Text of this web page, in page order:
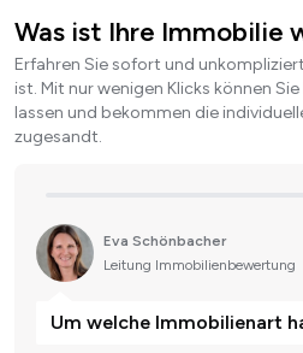
Was ist Ihre Immobilie
Erfahren Sie sofort und
ist. Mit nur wenigen Klicks können
lassen und bekommen die
zugesandt.